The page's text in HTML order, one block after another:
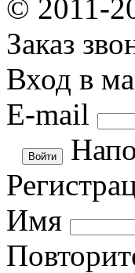
© 2011-
Заказ
Вход в
E-mail
Имя